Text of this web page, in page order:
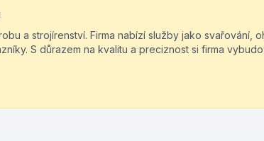
a strojírenství. Firma nabízí služby jako svařování,
S důrazem na kvalitu a preciznost si firma